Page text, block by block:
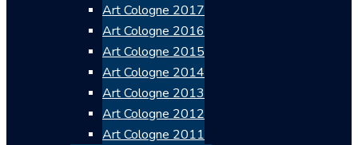
Art Cologne 2017
Art Cologne 2016
Art Cologne 2015
Art Cologne 2014
Art Cologne 2013
Art Cologne 2012
Art Cologne 2011